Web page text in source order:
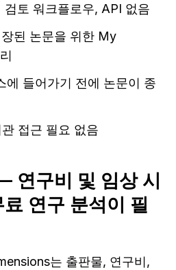
검토 워크플로우, API 없음
된 논문을 위한 My
에 들어가기 전에 논문이 종
접근 필요 없음
연구비 및 임상 시
연구 분석이 필
는 출판물, 연구비,